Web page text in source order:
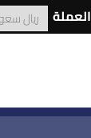
العملة